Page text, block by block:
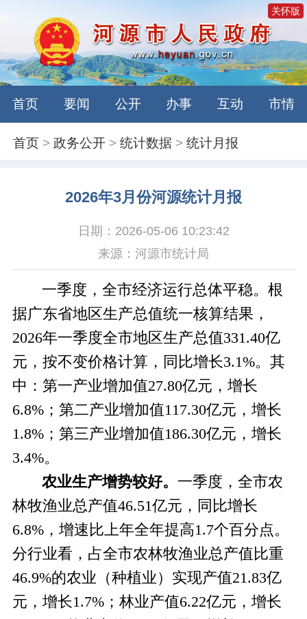
关怀版
首页 要闻 公开 办事 互动 市情
首页 >政务公开 >统计数据 >统计月报
2026年3月份河源统计月报
日期：2026-05-06 10:23:42
来源：河源市统计局
一季度，全市经济运行总体平稳。根
据广东省地区生产总值统一核算结果，
2026年一季度全市地区生产总值331.40亿
元，按不变价格计算，同比增长3.1%。其
中：第一产业增加值27.80亿元，增长
6.8%；第二产业增加值117.30亿元，增长
1.8%；第三产业增加值186.30亿元，增长
3.4%。
农业生产增势较好。 一季度，全市农
林牧渔业总产值46.51亿元， 同比增长
6.8%，增速比上年全年提高1.7个百分点。
分行业看， 占全市农林牧渔业总产值比重
46.9%的农业（种植业）实现产值21.83亿
元，增长1.7%； 林业产值6.22亿元，增长